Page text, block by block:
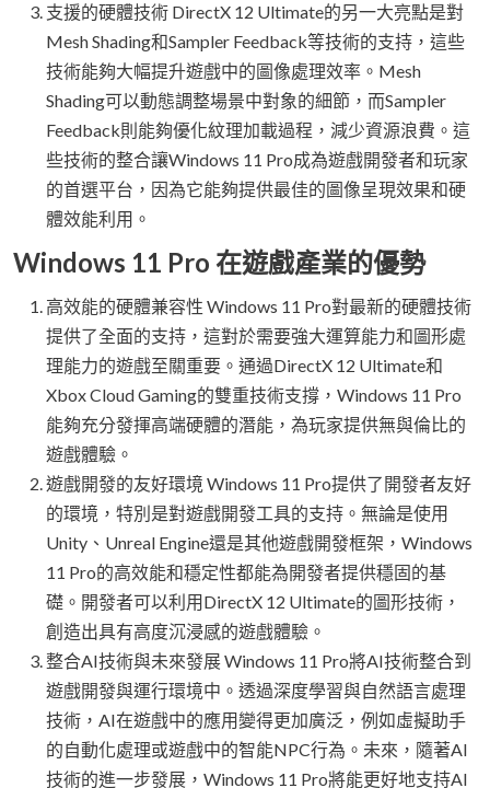
支援的硬體技術 DirectX 12 Ultimate的另一大亮點是對
Mesh Shading和Sampler Feedback等技術的支持，這些
技術能夠大幅提升遊戲中的圖像處理效率。Mesh
Shading可以動態調整場景中對象的細節，而Sampler
Feedback則能夠優化紋理加載過程，減少資源浪費。這
些技術的整合讓Windows 11 Pro成為遊戲開發者和玩家
的首選平台，因為它能夠提供最佳的圖像呈現效果和硬
體效能利用。
Windows 11 Pro 在遊戲產業的優勢
高效能的硬體兼容性 Windows 11 Pro對最新的硬體技術
提供了全面的支持，這對於需要強大運算能力和圖形處
理能力的遊戲至關重要。通過DirectX 12 Ultimate和
Xbox Cloud Gaming的雙重技術支撐，Windows 11 Pro
能夠充分發揮高端硬體的潛能，為玩家提供無與倫比的
遊戲體驗。
遊戲開發的友好環境 Windows 11 Pro提供了開發者友好
的環境，特別是對遊戲開發工具的支持。無論是使用
Unity、Unreal Engine還是其他遊戲開發框架，Windows
11 Pro的高效能和穩定性都能為開發者提供穩固的基
礎。開發者可以利用DirectX 12 Ultimate的圖形技術，
創造出具有高度沉浸感的遊戲體驗。
整合AI技術與未來發展 Windows 11 Pro將AI技術整合到
遊戲開發與運行環境中。透過深度學習與自然語言處理
技術，AI在遊戲中的應用變得更加廣泛，例如虛擬助手
的自動化處理或遊戲中的智能NPC行為。未來，隨著AI
技術的進一步發展，Windows 11 Pro將能更好地支持AI